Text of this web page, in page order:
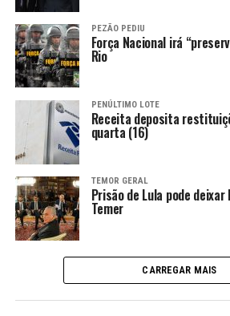
PEZÃO PEDIU
Força Nacional irá
Rio
PENÚLTIMO LOTE
Receita deposita
quarta (16)
TEMOR GERAL
Prisão de Lula pode deixar
Temer
CARREGAR MAIS